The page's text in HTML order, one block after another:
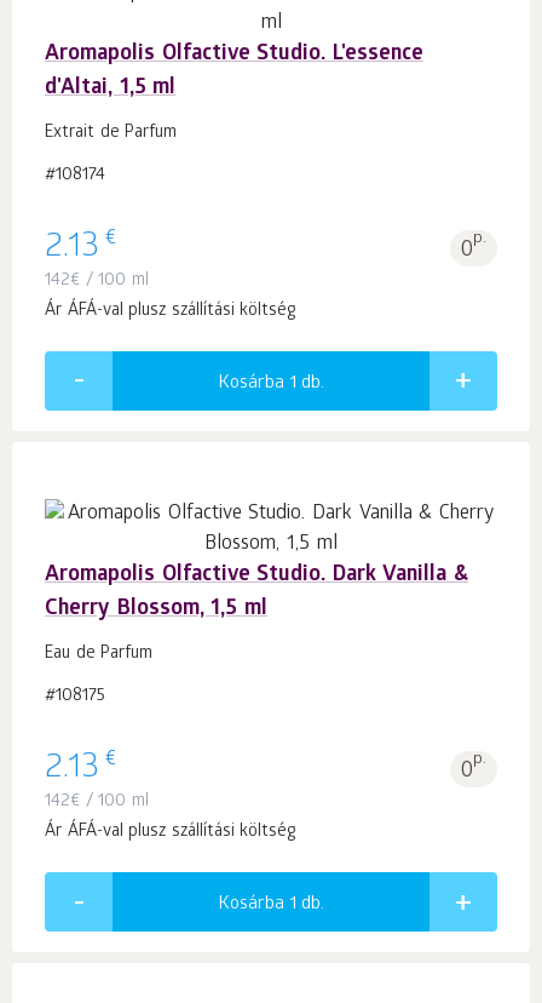
Aromapolis Olfactive Studio. L'essence
d'Altai, 1,5 ml
Extrait de Parfum
#108174
2.13 € 0p.
142€ / 100 ml
Ár ÁFÁ-val plusz szállítási költség
Kosárba 1 db.
Aromapolis Olfactive Studio. Dark Vanilla &
Cherry Blossom, 1,5 ml
Eau de Parfum
#108175
2.13 € 0p.
142€ / 100 ml
Ár ÁFÁ-val plusz szállítási költség
Kosárba 1 db.